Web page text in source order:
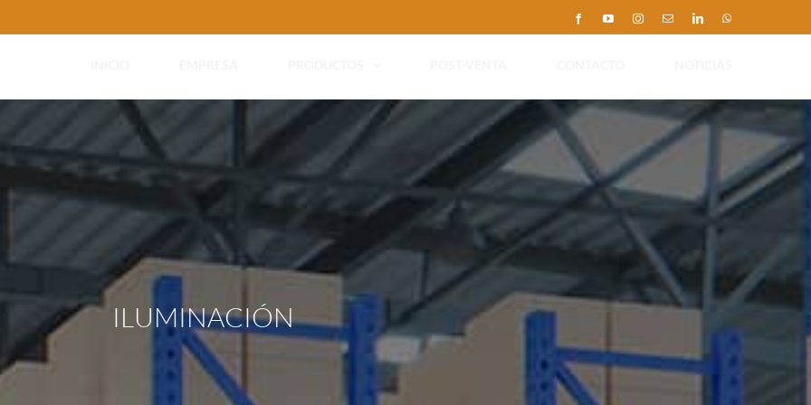
FacebookYouTubeInstagram
Correo
electrónico
LinkedIn
ILUMINACIÓN